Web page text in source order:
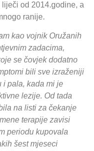
liječi od 2014.godine, a
ranije.
kao vojnik Oružanih
zadacima,
se čovjek dodatno
bili sve izraženiji
i pala, kada mi je
lezije. Od tada
na listi za čekanje
terapije zavisi
periodu kupovala
šest mjeseci